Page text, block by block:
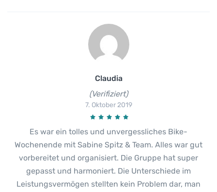
Claudia
(Verifiziert)
7. Oktober 2019
Es war ein tolles und unvergessliches Bike-
Wochenende mit Sabine Spitz & Team. Alles war gut
vorbereitet und organisiert. Die Gruppe hat super
gepasst und harmoniert. Die Unterschiede im
Leistungsvermögen stellten kein Problem dar, man